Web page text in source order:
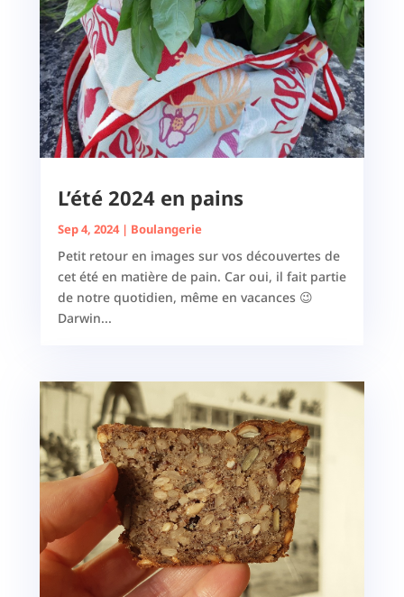
L’été 2024 en pains
Sep 4, 2024| Boulangerie
Petit retour en images sur vos découvertes de
cet été en matière de pain. Car oui, il fait partie
de notre quotidien, même en vacances 😉
Darwin...